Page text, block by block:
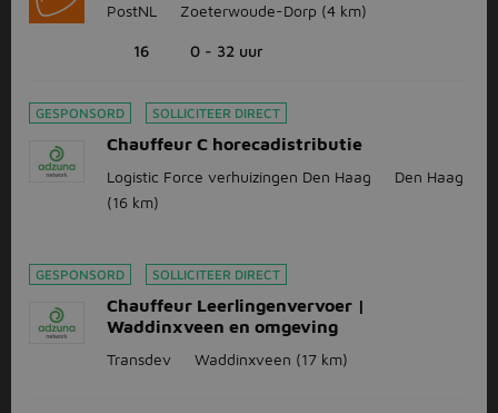
PostNL Zoeterwoude-Dorp (4 km)
16 0 - 32 uur
GESPONSORD SOLLICITEER DIRECT
Chauffeur C horecadistributie
Logistic Force verhuizingen Den Haag
Den Haag
(16 km)
GESPONSORD SOLLICITEER DIRECT
Chauffeur Leerlingenvervoer |
Waddinxveen en omgeving
Transdev Waddinxveen (17 km)